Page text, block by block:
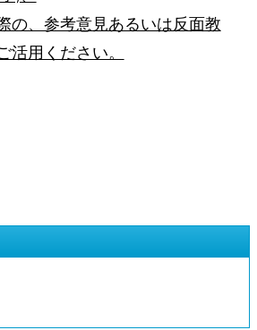
の、参考意見あるいは反面教
活用ください。